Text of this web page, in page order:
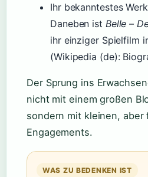
Ihr bekanntestes
Daneben ist Belle –
ihr einziger Spielfilm
(Wikipedia (de):
Der Sprung ins
nicht mit einem großen
sondern mit kleinen, aber
Engagements.
WAS ZU BEDENKEN IST